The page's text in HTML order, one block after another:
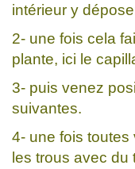
intérieur y
2- une fois cela
plante, ici le
3- puis venez
suivantes.
4- une fois
les trous avec du